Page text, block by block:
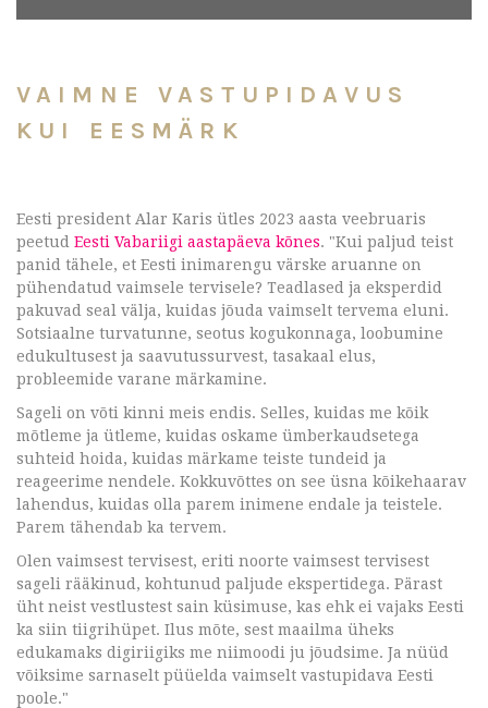
VAIMNE VASTUPIDAVUS
KUI EESMÄRK
Eesti president Alar Karis ütles 2023 aasta veebruaris
peetud Eesti Vabariigi aastapäeva kõnes. "Kui paljud teist
panid tähele, et Eesti inimarengu värske aruanne on
pühendatud vaimsele tervisele? Teadlased ja eksperdid
pakuvad seal välja, kuidas jõuda vaimselt tervema eluni.
Sotsiaalne turvatunne, seotus kogukonnaga, loobumine
edukultusest ja saavutussurvest, tasakaal elus,
probleemide varane märkamine.
Sageli on võti kinni meis endis. Selles, kuidas me kõik
mõtleme ja ütleme, kuidas oskame ümberkaudsetega
suhteid hoida, kuidas märkame teiste tundeid ja
reageerime nendele. Kokkuvõttes on see üsna kõikehaarav
lahendus, kuidas olla parem inimene endale ja teistele.
Parem tähendab ka tervem.
Olen vaimsest tervisest, eriti noorte vaimsest tervisest
sageli rääkinud, kohtunud paljude ekspertidega. Pärast
üht neist vestlustest sain küsimuse, kas ehk ei vajaks Eesti
ka siin tiigrihüpet. Ilus mõte, sest maailma üheks
edukamaks digiriigiks me niimoodi ju jõudsime. Ja nüüd
võiksime sarnaselt püüelda vaimselt vastupidava Eesti
poole."